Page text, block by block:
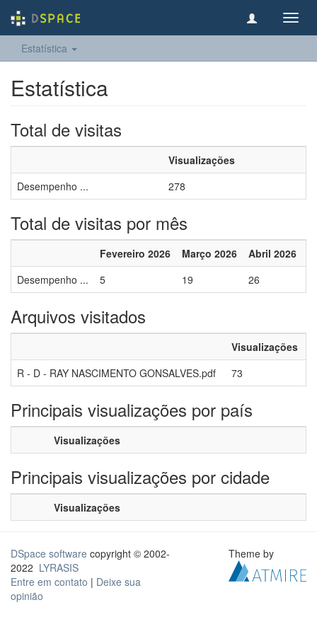
Estatística
Estatística
Total de visitas
Visualizações
Desempenho ...
278
Total de visitas por mês
Fevereiro 2026 Março 2026 Abril 2026
Desempenho ...
5 19 26
Arquivos visitados
Visualizações
R - D - RAY NASCIMENTO GONSALVES.pdf
73
Principais visualizações por país
Visualizações
Principais visualizações por cidade
Visualizações
DSpace software copyright © 2002-
2022 LYRASIS
Entre em contato | Deixe sua
opinião
Theme by